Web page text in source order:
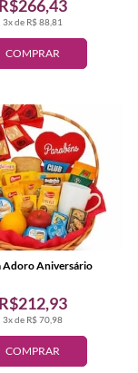
COMPRAR
3x de R$ 88,81
R$266,43
COMPRAR
3x de R$ 70,98
R$212,93
Adoro Aniversário